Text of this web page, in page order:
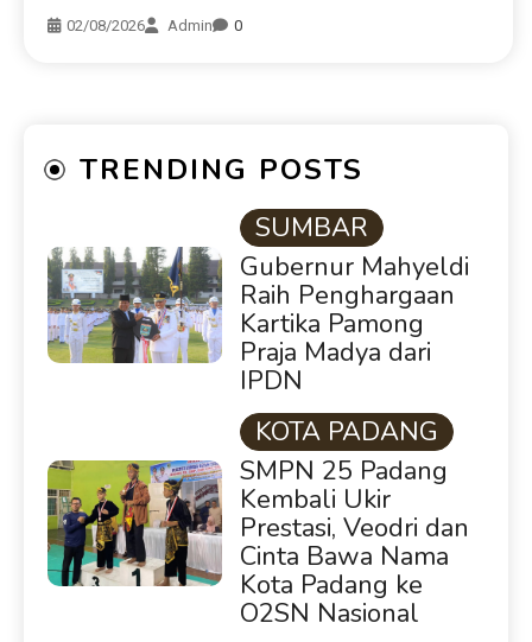
02/08/2026 Admin 0
TRENDING POSTS
SUMBAR
Gubernur Mahyeldi
Raih Penghargaan
Kartika Pamong
Praja Madya dari
IPDN
KOTA PADANG
SMPN 25 Padang
Kembali Ukir
Prestasi, Veodri dan
Cinta Bawa Nama
Kota Padang ke
O2SN Nasional